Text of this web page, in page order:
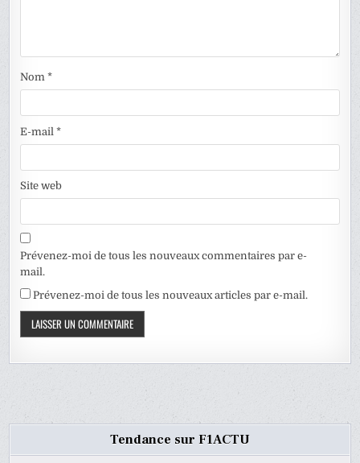
Nom*
E-mail*
Site web
Prévenez-moi de tous les nouveaux commentaires par e-
mail.
Prévenez-moi de tous les nouveaux articles par e-mail.
Tendance sur F1ACTU